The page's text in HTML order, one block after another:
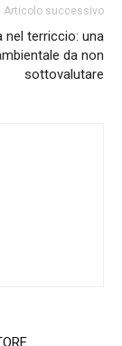
Articolo successivo
nel terriccio: una
da non
sottovalutare